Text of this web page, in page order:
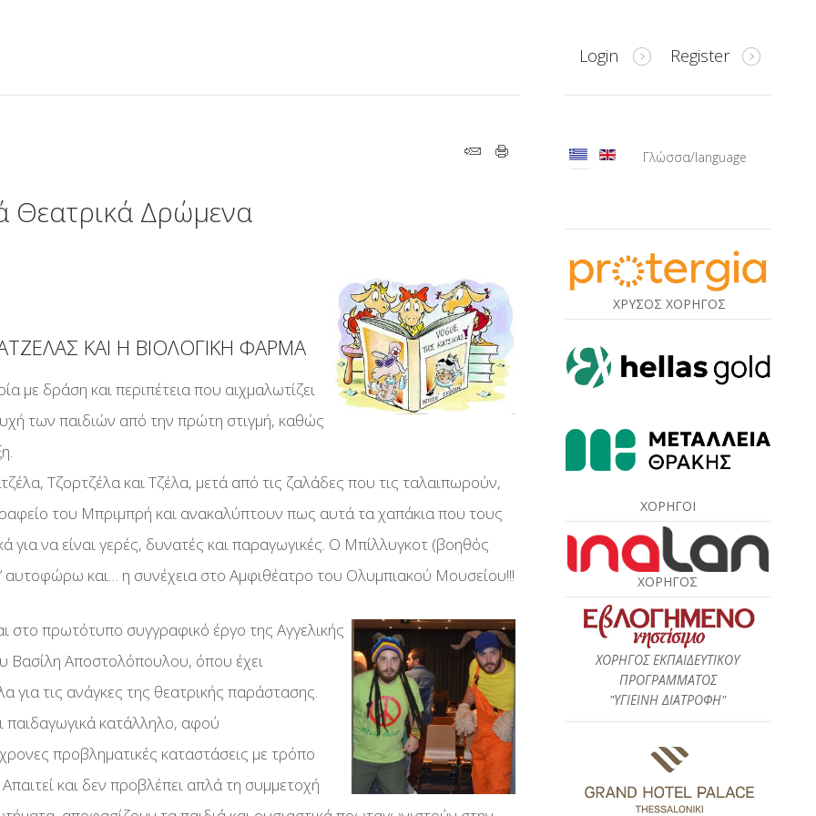
Login Register
Θεατρικά Δρώμενα
ΚΑΙ Η ΒΙΟΛΟΓΙΚΗ ΦΑΡΜΑ
με δράση και περιπέτεια που αιχμαλωτίζει
των παιδιών από την πρώτη στιγμή, καθώς
Τζορτζέλα και Τζέλα, μετά από τις ζαλάδες που τις ταλαιπωρούν,
του Μπριμπρή και ανακαλύπτουν πως αυτά τα χαπάκια που τους
για να είναι γερές, δυνατές και παραγωγικές. Ο Μπίλλυγκοτ (βοηθός
αυτοφώρω και… η συνέχεια στο Αμφιθέατρο του Ολυμπιακού Μουσείου!!!
στο πρωτότυπο συγγραφικό έργο της Αγγελικής
Βασίλη Αποστολόπουλου, όπου έχει
για τις ανάγκες της θεατρικής παράστασης.
παιδαγωγικά κατάλληλο, αφού
προβληματικές καταστάσεις με τρόπο
και δεν προβλέπει απλά τη συμμετοχή
Γλώσσα/language
ΧΡΥΣΟΣ ΧΟΡΗΓΟΣ
ΧΟΡΗΓΟΙ
ΧΟΡΗΓΟΣ
ΧΟΡΗΓΟΣ ΕΚΠΑΙΔΕΥΤΙΚΟΥ
ΠΡΟΓΡΑΜΜΑΤΟΣ
"ΥΓΙΕΙΝΗ ΔΙΑΤΡΟΦΗ"
Με
Με
Με
Αγώνες
Ξεχάσατε το όνομα χρήστη;